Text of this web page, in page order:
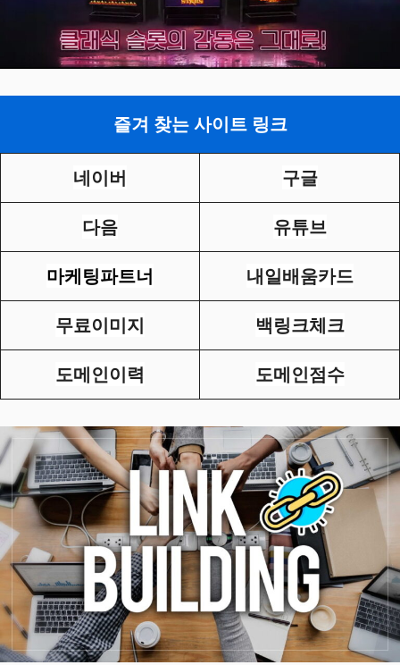
즐겨 찾는 사이트 링크
네이버 구글
다음 유튜브
마케팅파트너 내일배움카드
무료이미지 백링크체크
도메인이력 도메인점수